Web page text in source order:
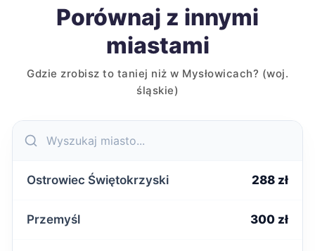
Porównaj z innymi
miastami
Gdzie zrobisz to taniej niż w Mysłowicach? (woj.
śląskie)
Ostrowiec Świętokrzyski 288 zł
Przemyśl 300 zł